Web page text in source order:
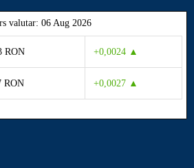
valutar: 06 Aug 2026
RON +0,0024 ▲
RON +0,0027 ▲